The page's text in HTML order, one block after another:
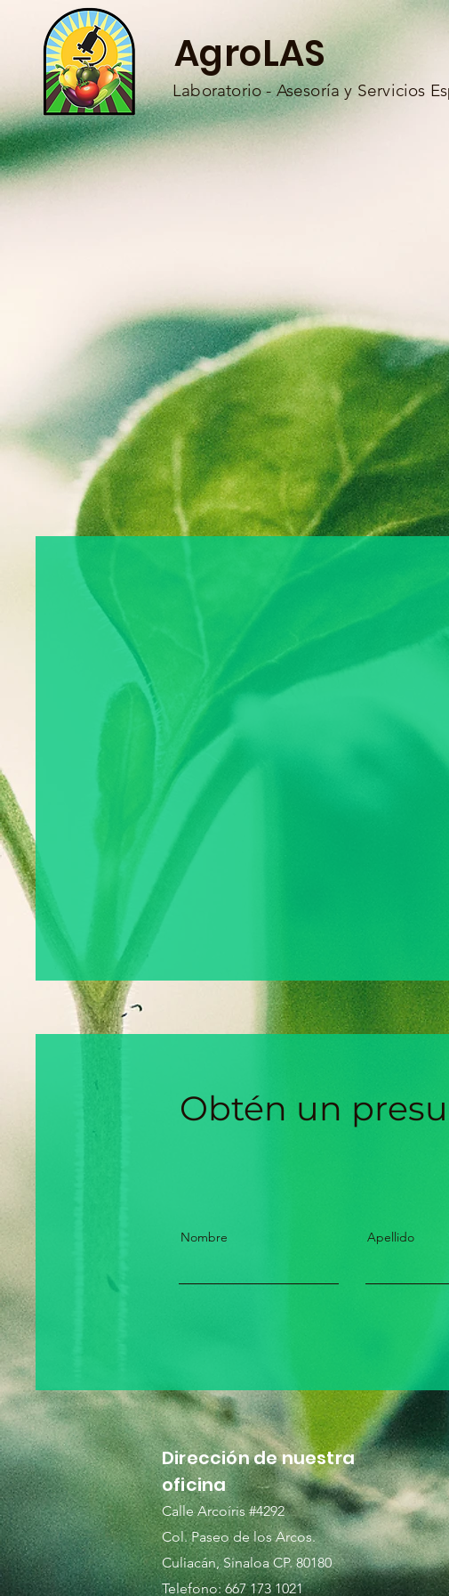
AgroLAS
Laboratorio - Asesoría y Servicios
Obtén un
Nombre Apellido
Dirección de nuestra
oficina
CalleArcoíris #4292
Col. Paseo de los Arcos.
Culiacán, Sinaloa CP. 80180
Telefono: 667 173 1021